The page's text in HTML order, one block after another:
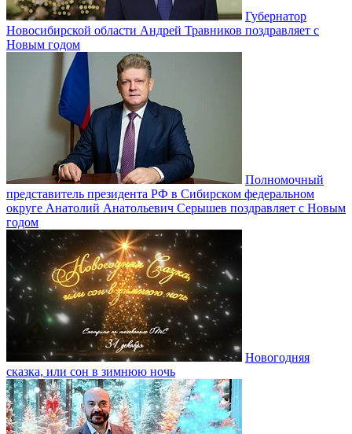
Губернатор
Новосибирской области Андрей Травников поздравляет с
Новым годом
Полномочный
представитель президента РФ в Сибирском федеральном
округе Анатолий Анатольевич Серышев поздравляет с Новым
годом
Новогодняя
сказка, или сон в зимнюю ночь